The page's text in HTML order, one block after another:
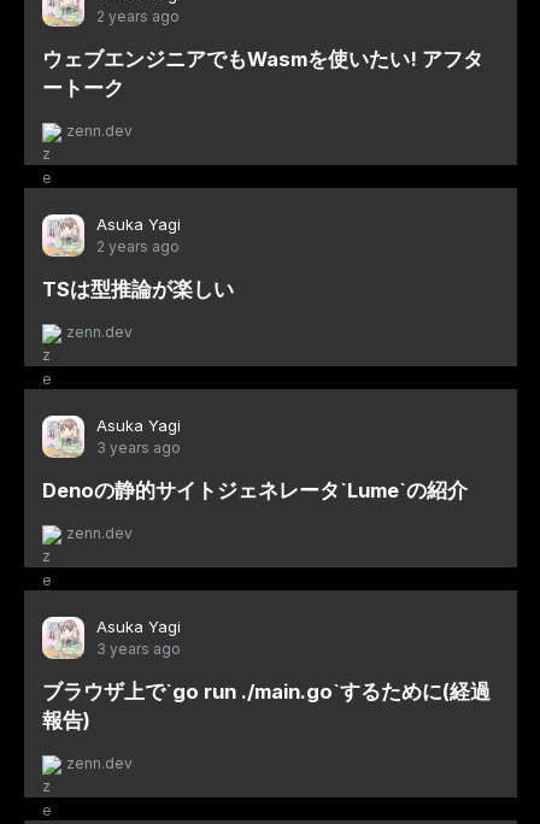
2 years ago
ウェブエンジニアでもWasmを使いたい! アフタ
ートーク
zenn.dev
Asuka Yagi
2 years ago
TSは型推論が楽しい
zenn.dev
Asuka Yagi
3 years ago
Denoの静的サイトジェネレータ`Lume`の紹介
zenn.dev
Asuka Yagi
3 years ago
ブラウザ上で`go run ./main.go`するために(経過
報告)
zenn.dev